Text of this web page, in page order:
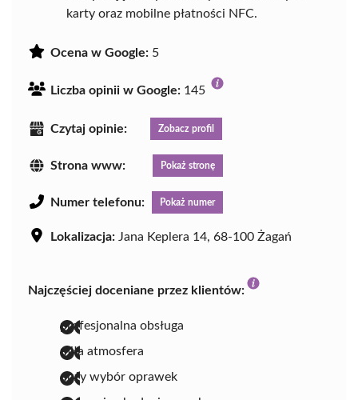
karty oraz mobilne płatności NFC.
Ocena w Google: 5
Liczba opinii w Google: 145
Czytaj opinie: Zobacz profil
Strona www: Pokaż stronę
Numer telefonu: Pokaż numer
Lokalizacja: Jana Keplera 14, 68-100 Żagań
Najczęściej doceniane przez klientów:
profesjonalna obsługa
miła atmosfera
duży wybór oprawek